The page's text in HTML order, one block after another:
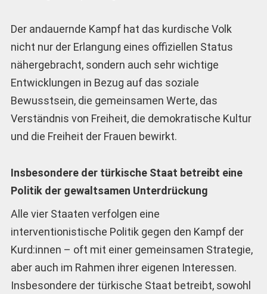
Der andauernde Kampf hat das kurdische Volk
nicht nur der Erlangung eines offiziellen Status
nähergebracht, sondern auch sehr wichtige
Entwicklungen in Bezug auf das soziale
Bewusstsein, die gemeinsamen Werte, das
Verständnis von Freiheit, die demokratische Kultur
und die Freiheit der Frauen bewirkt.
Insbesondere der türkische Staat betreibt eine
Politik der gewaltsamen Unterdrückung
Alle vier Staaten verfolgen eine
interventionistische Politik gegen den Kampf der
Kurd:innen – oft mit einer gemeinsamen Strategie,
aber auch im Rahmen ihrer eigenen Interessen.
Insbesondere der türkische Staat betreibt, sowohl